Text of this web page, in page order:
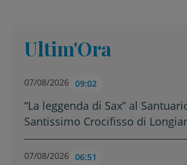
Ultim'Ora
07/08/2026 09:02
“La leggenda di Sax” al
Santissimo Crocifisso di
07/08/2026 06:51